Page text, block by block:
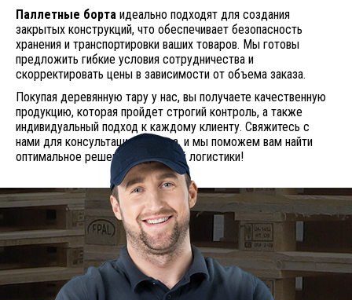
Паллетные борта идеально подходят для создания
закрытых конструкций, что обеспечивает безопасность
хранения и транспортировки ваших товаров. Мы готовы
предложить гибкие условия сотрудничества и
скорректировать цены в зависимости от объема заказа.
Покупая деревянную тару у нас, вы получаете качественную
продукцию, которая пройдет строгий контроль, а также
индивидуальный подход к каждому клиенту. Свяжитесь с
нами для консультации и заказа, и мы поможем вам найти
оптимальное решение для вашей логистики!